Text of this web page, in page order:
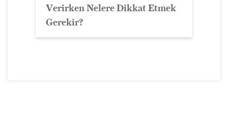
Verirken Nelere Dikkat Etmek
Gerekir?